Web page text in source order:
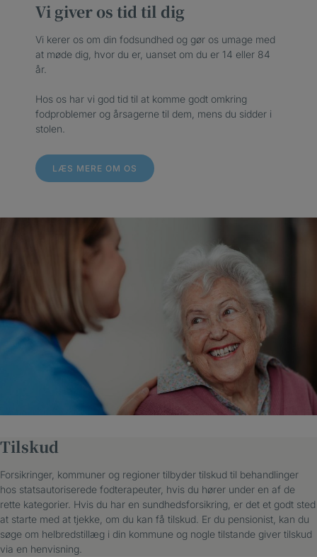
Vi giver os tid til dig
Vi kerer os om din fodsundhed og gør os umage med
at møde dig, hvor du er, uanset om du er 14 eller 84
år.
Hos os har vi god tid til at komme godt omkring
fodproblemer og årsagerne til dem, mens du sidder i
stolen.
LÆS MERE OM OS
Tilskud
Forsikringer, kommuner og regioner tilbyder tilskud til behandlinger
hos statsautoriserede fodterapeuter, hvis du hører under en af de
rette kategorier. Hvis du har en sundhedsforsikring, er det et godt sted
at starte med at tjekke, om du kan få tilskud. Er du pensionist, kan du
søge om helbredstillæg i din kommune og nogle tilstande giver tilskud
via en henvisning.